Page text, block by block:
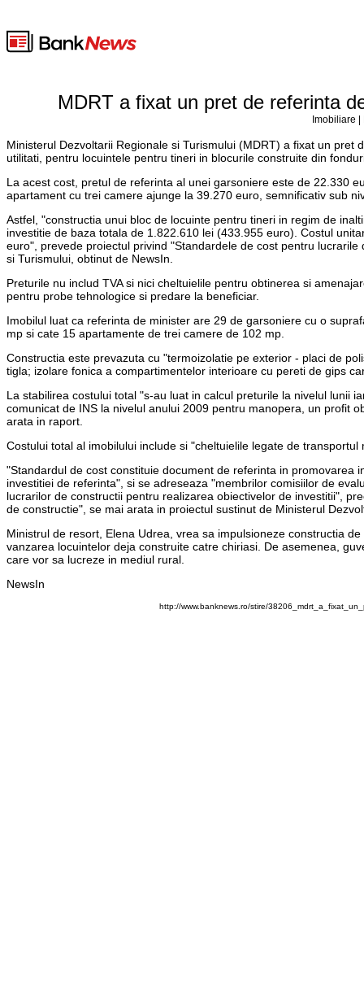
MDRT a fixat un pret de referinta
Imobiliare
Ministerul Dezvoltarii Regionale si Turismului (MDRT) a fixat un
utilitati, pentru locuintele pentru tineri in blocurile construite din
La acest cost, pretul de referinta al unei garsoniere este de 22.330
apartament cu trei camere ajunge la 39.270 euro, semnificativ sub
Astfel, "constructia unui bloc de locuinte pentru tineri in regim de
investitie de baza totala de 1.822.610 lei (433.955 euro). Costul
euro", prevede proiectul privind "Standardele de cost pentru
si Turismului, obtinut de NewsIn.
Preturile nu includ TVA si nici cheltuielile pentru obtinerea si
pentru probe tehnologice si predare la beneficiar.
Imobilul luat ca referinta de minister are 29 de garsoniere cu o
mp si cate 15 apartamente de trei camere de 102 mp.
Constructia este prevazuta cu "termoizolatie pe exterior - placi de
tigla; izolare fonica a compartimentelor interioare cu pereti de gips
La stabilirea costului total "s-au luat in calcul preturile la nivelul lunii
comunicat de INS la nivelul anului 2009 pentru manopera, un profit
arata in raport.
Costului total al imobilului include si "cheltuielile legate de
"Standardul de cost constituie document de referinta in
investitiei de referinta", si se adreseaza "membrilor comisiilor de
lucrarilor de constructii pentru realizarea obiectivelor de investitii",
de constructie", se mai arata in proiectul sustinut de Ministerul
Ministrul de resort, Elena Udrea, vrea sa impulsioneze constructia
vanzarea locuintelor deja construite catre chiriasi. De asemenea,
care vor sa lucreze in mediul rural.
NewsIn
http://www.banknews.ro/stire/